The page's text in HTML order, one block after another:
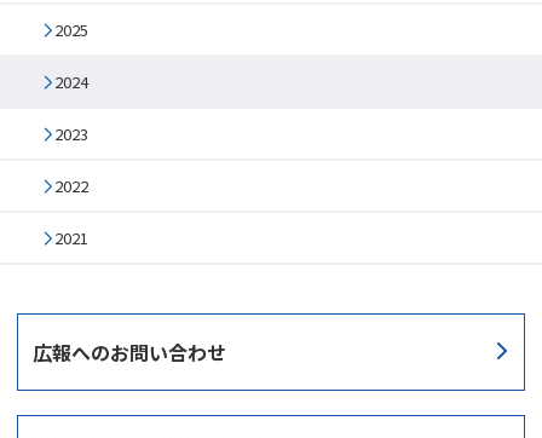
2025
2024
2023
2022
2021
広報へのお問い合わせ